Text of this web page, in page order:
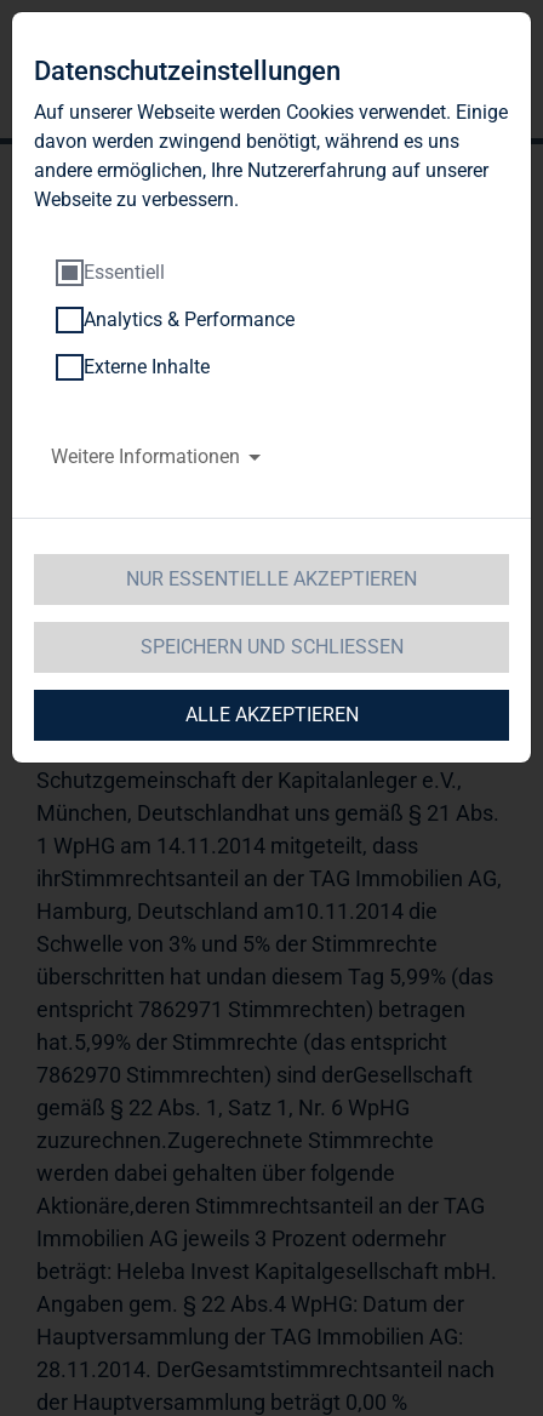
TAG Immobilien AG:
Veröffentlichung gemäß §
26 Abs. 1 WpHG mit dem
Verbreitung
TAG Immobilien AG 17.11.2014
12:37Veröffentlichung einer
Stimmrechtsmitteilung, übermittelt durch DGAP -
Mitteilung ist der Emittent verantwortlich.------------
---------------------------------------------------------------Die SdK
Schutzgemeinschaft der Kapitalanleger e.V.,
München, Deutschlandhat uns gemäß § 21 Abs.
1 WpHG am 14.11.2014 mitgeteilt, dass
ihrStimmrechtsanteil an der TAG Immobilien AG,
Hamburg, Deutschland am10.11.2014 die
Schwelle von 3% und 5% der Stimmrechte
überschritten hat undan diesem Tag 5,99% (das
entspricht 7862971 Stimmrechten) betragen
hat.5,99% der Stimmrechte (das entspricht
7862970 Stimmrechten) sind derGesellschaft
gemäß § 22 Abs. 1, Satz 1, Nr. 6 WpHG
zuzurechnen.Zugerechnete Stimmrechte
werden dabei gehalten über folgende
Aktionäre,deren Stimmrechtsanteil an der TAG
Immobilien AG jeweils 3 Prozent odermehr
beträgt: Heleba Invest Kapitalgesellschaft mbH.
Angaben gem. § 22 Abs.4 WpHG: Datum der
Hauptversammlung der TAG Immobilien AG:
28.11.2014. DerGesamtstimmrechtsanteil nach
der Hauptversammlung beträgt 0,00 %
Datenschutzeinstellungen
Auf unserer Webseite werden Cookies verwendet. Einige
davon werden zwingend benötigt, während es uns
andere ermöglichen, Ihre Nutzererfahrung auf unserer
Webseite zu verbessern.
Essentiell
Analytics & Performance
Externe Inhalte
Weitere Informationen
NUR ESSENTIELLE AKZEPTIEREN
SPEICHERN UND SCHLIESSEN
ALLE AKZEPTIEREN